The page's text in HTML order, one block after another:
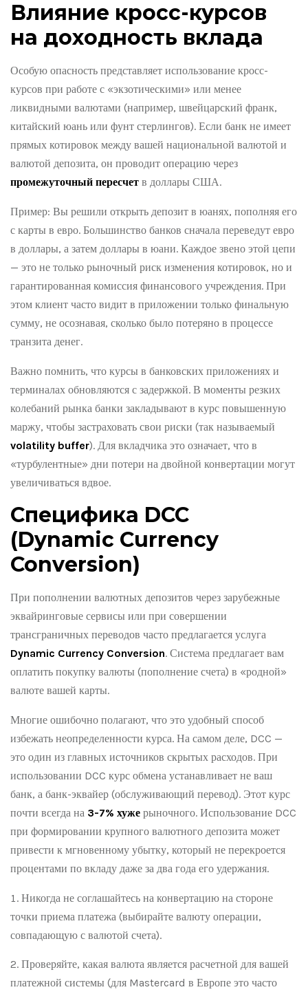
Влияние кросс-курсов
на доходность вклада
Особую опасность представляет использование кросс-
курсов при работе с «экзотическими» или менее
ликвидными валютами (например, швейцарский франк,
китайский юань или фунт стерлингов). Если банк не имеет
прямых котировок между вашей национальной валютой и
валютой депозита, он проводит операцию через
промежуточный пересчет в доллары США.
Пример: Вы решили открыть депозит в юанях, пополняя его
с карты в евро. Большинство банков сначала переведут евро
в доллары, а затем доллары в юани. Каждое звено этой цепи
— это не только рыночный риск изменения котировок, но и
гарантированная комиссия финансового учреждения. При
этом клиент часто видит в приложении только финальную
сумму, не осознавая, сколько было потеряно в процессе
транзита денег.
Важно помнить, что курсы в банковских приложениях и
терминалах обновляются с задержкой. В моменты резких
колебаний рынка банки закладывают в курс повышенную
маржу, чтобы застраховать свои риски (так называемый
volatility buffer). Для вкладчика это означает, что в
«турбулентные» дни потери на двойной конвертации могут
увеличиваться вдвое.
Специфика DCC
(Dynamic Currency
Conversion)
При пополнении валютных депозитов через зарубежные
эквайринговые сервисы или при совершении
трансграничных переводов часто предлагается услуга
Dynamic Currency Conversion. Система предлагает вам
оплатить покупку валюты (пополнение счета) в «родной»
валюте вашей карты.
Многие ошибочно полагают, что это удобный способ
избежать неопределенности курса. На самом деле, DCC —
это один из главных источников скрытых расходов. При
использовании DCC курс обмена устанавливает не ваш
банк, а банк-эквайер (обслуживающий перевод). Этот курс
почти всегда на 3-7% хуже рыночного. Использование DCC
при формировании крупного валютного депозита может
привести к мгновенному убытку, который не перекроется
процентами по вкладу даже за два года его удержания.
Никогда не соглашайтесь на конвертацию на стороне
точки приема платежа (выбирайте валюту операции,
совпадающую с валютой счета).
Проверяйте, какая валюта является расчетной для вашей
платежной системы (для Mastercard в Европе это часто